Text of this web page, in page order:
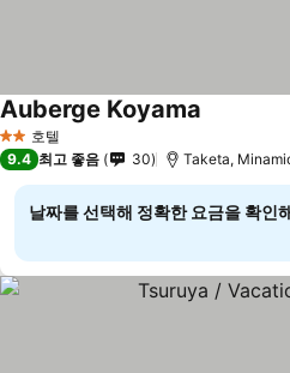
2 성급호텔
Auberge Koyama
9.4 최고 좋음 30 Taketa,
날짜를 선택해 정확한 요금을 확인